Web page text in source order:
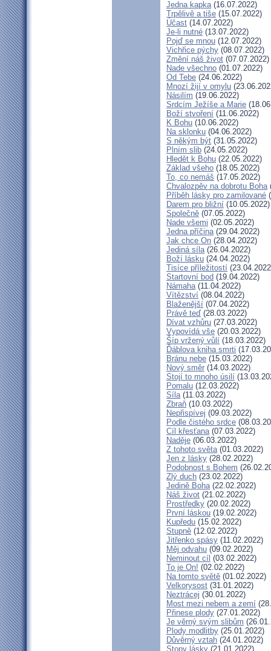
Jedna kapka(16.07.2022)
Trpělivě a tiše (15.07.2022)
Účast (14.07.2022)
Je-li nutné (13.07.2022)
Pojď se mnou (12.07.2022)
Vichřice pýchy (08.07.2022)
Změní náš život (07.07.2022)
Nade všechno (01.07.2022)
Od Tebe (24.06.2022)
Mnozí žijí v omylu
Násilím (19.06.2022)
Srdcím Ježíše a Marie
Boží stvoření (11.06.2022)
K Bohu (10.06.2022)
Na sklonku (04.06.2022)
S někým být (31.05.2022)
Plním slib (24.05.2022)
Hledět k Bohu (22.05.2022)
Základ všeho (18.05.2022)
To, co nemáš (17.05.2022)
Chvalozpěv na dobrotu Boha
Příběh lásky pro zamilované
Darem pro bližní (10.05.2022)
Společně (07.05.2022)
Nade všemi (02.05.2022)
Jedna příčina(29.04.2022)
Jak chce On (28.04.2022)
Jediná síla(26.04.2022)
Boží lásku (24.04.2022)
Tisíce příležitostí
Startovní bod (19.04.2022)
Námaha(11.04.2022)
Vítězství (08.04.2022)
Blaženější (07.04.2022)
Právě teď (28.03.2022)
Dívat vzhůru (27.03.2022)
Vypovídá vše (20.03.2022)
Šíp vržený vůlí (18.03.2022)
Ďáblova kniha smrti
Bránu nebe (15.03.2022)
Nový směr (14.03.2022)
Stojí to mnoho úsilí
Pomalu (12.03.2022)
Síla(11.03.2022)
Zbraň (10.03.2022)
Nepřispívej (09.03.2022)
Podle čistého srdce
Cíl křesťana(07.03.2022)
Naděje (06.03.2022)
Z tohoto světa(01.03.2022)
Jen z lásky (28.02.2022)
Podobnost s Bohem
Zlý duch (23.02.2022)
Jedině Boha(22.02.2022)
Náš život (21.02.2022)
Prostředky (20.02.2022)
První láskou (19.02.2022)
Kupředu (15.02.2022)
Stupně (12.02.2022)
Jitřenko spásy (11.02.2022)
Měj odvahu (09.02.2022)
Neminout cíl (03.02.2022)
To je On! (02.02.2022)
Na tomto světě (01.02.2022)
Velkorysost (31.01.2022)
Neztrácej (30.01.2022)
Most mezi nebem a zemí
Přinese plody (27.01.2022)
Je věrný svým slibům
Plody modlitby (25.01.2022)
Důvěrný vztah (24.01.2022)
Stopy lásky (21.01.2022)